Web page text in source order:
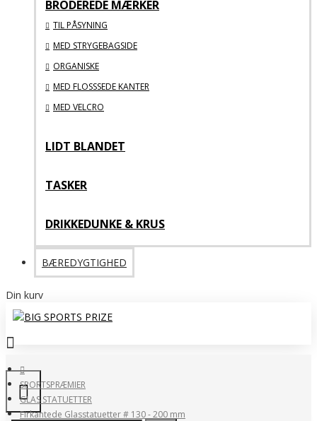
BRODEREDE MÆRKER
TIL PÅSYNING
MED STRYGEBAGSIDE
ORGANISKE
MED FLOSSSEDE KANTER
MED VELCRO
LIDT BLANDET
TASKER
DRIKKEDUNKE & KRUS
BÆREDYGTIGHED
Din kurv
SPORTSPRÆMIER
GLAS STATUETTER
Firkantede Glasstatuetter # 130 - 200 mm